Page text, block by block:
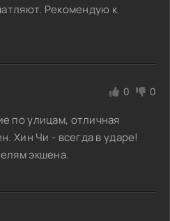
Рекомендую к
0 0
по улицам, отличная
Хин Чи - всегда в ударе!
экшена.